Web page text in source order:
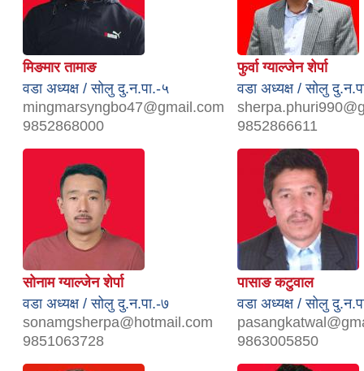
मिङमार तामाङ
वडा अध्यक्ष / सोलु दु.न.पा.-५
mingmarsyngbo47@gmail.com
9852868000
फुर्वा ग्याल्जेन शेर्पा
वडा अध्यक्ष / सोलु
9852866611
सोनाम ग्याल्जेन शेर्पा
वडा अध्यक्ष / सोलु दु.न.पा.-७
sonamgsherpa@hotmail.com
9851063728
पासाङ कटुवाल
वडा अध्यक्ष / सोलु
9863005850